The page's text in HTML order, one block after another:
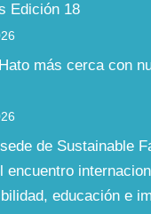
Edición 18
más cerca con
de Sustainable
encuentro
educación e